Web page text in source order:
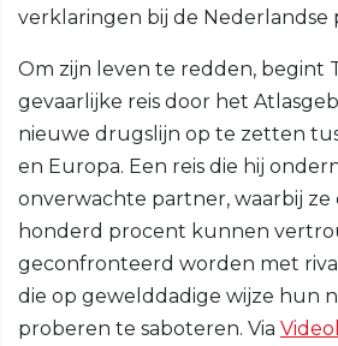
verklaringen bij de Nederlandse
Om zijn leven te redden, begint
gevaarlijke reis door het
nieuwe drugslijn op te zetten
en Europa. Een reis die hij
onverwachte partner, waarbij ze
honderd procent kunnen
geconfronteerd worden met
die op gewelddadige wijze hun
proberen te saboteren. Via